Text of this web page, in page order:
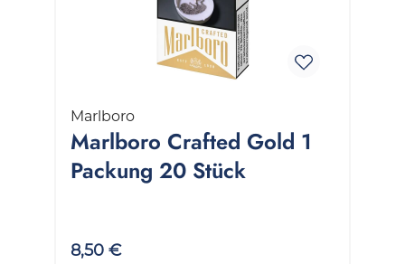
Marlboro
Marlboro Crafted Gold 1
Packung 20 Stück
8,50 €